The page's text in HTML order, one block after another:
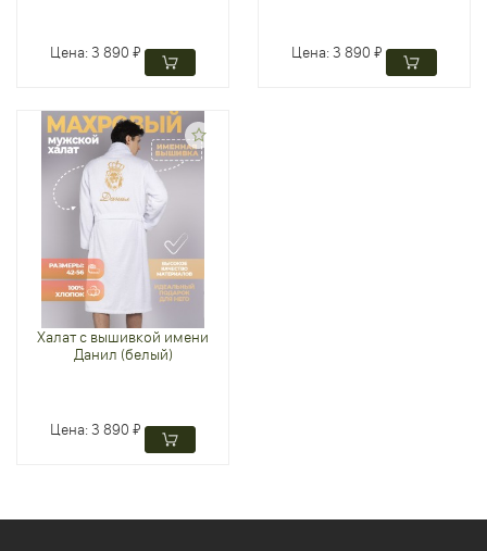
Цена:3 890 ₽ Цена:3 890 ₽
Халат с вышивкой имени
Данил (белый)
Цена:3 890 ₽